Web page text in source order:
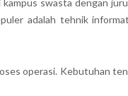
swasta dengan
adalah tehnik
operasi. Kebutuhan